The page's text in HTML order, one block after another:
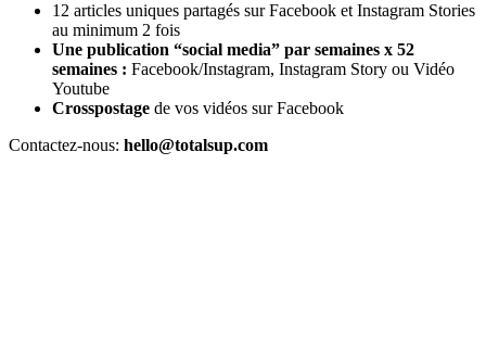
12 articles uniques partagés sur Facebook et Instagram Stories
au minimum 2 fois
Une publication “social media” par semaines x 52
semaines : Facebook/Instagram, Instagram Story ou Vidéo
Youtube
Crosspostage de vos vidéos sur Facebook
Contactez-nous: hello@totalsup.com